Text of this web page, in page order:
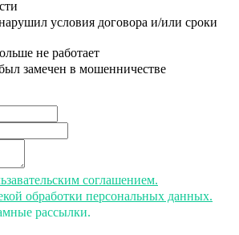
условия договора и/или сроки
не работает
замечен в мошенничестве
соглашением.
обработки персональных данных.
рассылки.